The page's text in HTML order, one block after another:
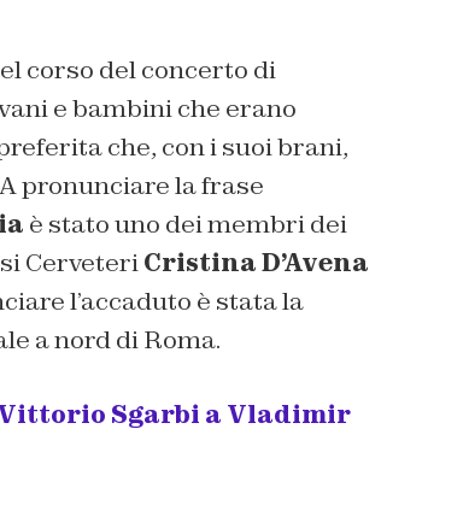
corso del concerto di
e bambini che erano
che, con i suoi brani,
pronunciare la frase
è stato uno dei membri dei
CerveteriCristina D’Avena
l’accaduto è stata la
a nord di Roma.
Sgarbi a Vladimir